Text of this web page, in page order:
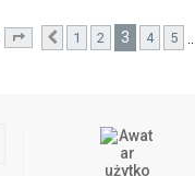
Strona 3 40
Poprzednia
1 2 3 4 5